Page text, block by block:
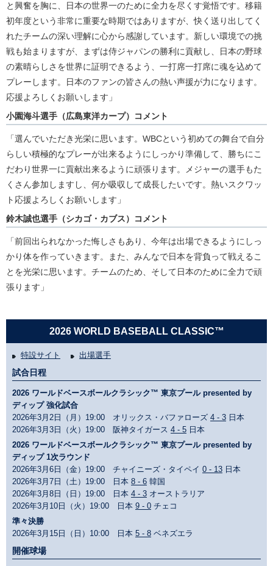
と興奮を胸に、日本の世界一のために全力を尽くす覚悟です。移籍
初年度という非常に重要な時期ではありますが、快く送り出してく
れたチームの深い理解に心から感謝しています。新しい環境での挑
戦も始まりますが、まずは侍ジャパンの勝利に貢献し、日本の野球
の素晴らしさを世界に証明できるよう、一打席一打席に魂を込めて
プレーします。日本のファンの皆さんの熱い声援が力になります。
応援よろしくお願いします」
小園海斗選手（広島東洋カープ）コメント
「選んでいただき光栄に思います。WBCという初めての舞台で自分
らしい積極的なプレーが出来るようにしっかり準備して、勝ちにこ
だわり世界一に貢献出来るように頑張ります。メジャーの選手もた
くさん参加しますし、何か吸収して成長したいです。熱いスクワッ
ト応援よろしくお願いします」
鈴木誠也選手（シカゴ・カブス）コメント
「前回出られなかった悔しさもあり、今年は出場できるようにしっ
かり体を作っていきます。また、みんなで日本を背負って戦えるこ
とを光栄に思います。チームのため、そして日本のために全力で頑
張ります」
2026 WORLD BASEBALL CLASSIC™
特設サイト 出場選手
試合日程
2026 ワールドベースボールクラシック™ 東京プール presented by
ディップ 強化試合
2026年3月2日（月）19:00 オリックス・バファローズ 4 - 3 日本
2026年3月3日（火）19:00 阪神タイガース 4 - 5 日本
2026 ワールドベースボールクラシック™ 東京プール presented by
ディップ 1次ラウンド
2026年3月6日（金）19:00 チャイニーズ・タイペイ 0 - 13 日本
2026年3月7日（土）19:00 日本 8 - 6 韓国
2026年3月8日（日）19:00 日本 4 - 3 オーストラリア
2026年3月10日（火）19:00 日本 9 - 0 チェコ
準々決勝
2026年3月15日（日）10:00 日本 5 - 8 ベネズエラ
開催球場